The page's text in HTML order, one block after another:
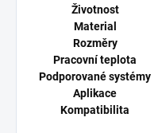
Životnost
Material
Rozměry
Pracovní teplota
Podporované systémy
Aplikace
Kompatibilita